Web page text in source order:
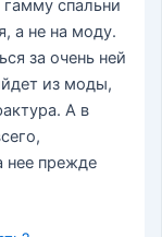
спальни
а не на моду.
за очень ней
из моды,
А в
нее прежде